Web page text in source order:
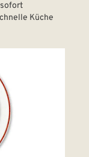
Küche